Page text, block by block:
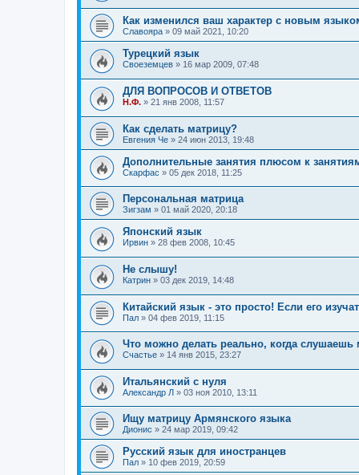
Как изменился ваш характер с новым
Славояра » 09 май 2021, 10:20
Турецкий язык
Своеземцев » 16 мар 2009, 07:48
ДЛЯ ВОПРОСОВ И ОТВЕТОВ
Н.Ф. » 21 янв 2008, 11:57
Как сделать матрицу?
Евгения Че » 24 июн 2013, 19:48
Дополнительные занятия плюсом к
Скарфас » 05 дек 2018, 11:25
Персональная матрица
Зигзам » 01 май 2020, 20:18
Японский язык
Ирвин » 28 фев 2008, 10:45
Не слышу!
Катрин » 03 дек 2019, 14:48
Китайский язык - это просто! Если его
Пал » 04 фев 2019, 11:15
Что можно делать реально, когда слушаешь
Счастье » 14 янв 2015, 23:27
Итальянский с нуля
Александр Л » 03 ноя 2010, 13:11
Ищу матрицу Армянского языка
Дионис » 24 мар 2019, 09:42
Русский язык для иностранцев
Пал » 10 фев 2019, 20:59